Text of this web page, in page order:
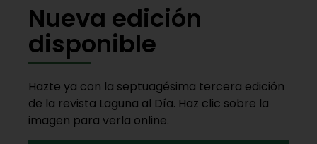
Nueva edición
disponible
Hazte ya con la septuagésima tercera edición
de la revista Laguna al Día. Haz clic sobre la
imagen para verla online.